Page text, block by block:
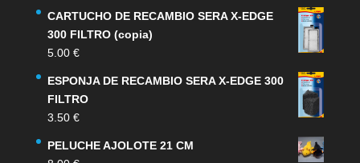
CARTUCHO DE RECAMBIO SERA X-EDGE
300 FILTRO (copia)
5.00 €
ESPONJA DE RECAMBIO SERA X-EDGE 300
FILTRO
3.50 €
PELUCHE AJOLOTE 21 CM